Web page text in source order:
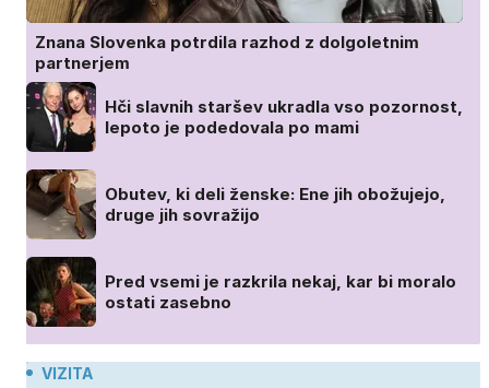
Znana Slovenka potrdila razhod z dolgoletnim
partnerjem
Hči slavnih staršev ukradla vso pozornost,
lepoto je podedovala po mami
Obutev, ki deli ženske: Ene jih obožujejo,
druge jih sovražijo
Pred vsemi je razkrila nekaj, kar bi moralo
ostati zasebno
VIZITA